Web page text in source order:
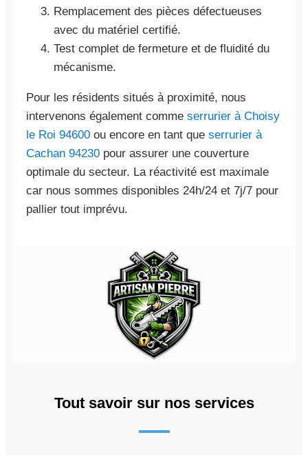
Remplacement des pièces défectueuses
avec du matériel certifié.
Test complet de fermeture et de fluidité du
mécanisme.
Pour les résidents situés à proximité, nous
intervenons également comme serrurier à Choisy
le Roi 94600 ou encore en tant que serrurier à
Cachan 94230 pour assurer une couverture
optimale du secteur. La réactivité est maximale
car nous sommes disponibles 24h/24 et 7j/7 pour
pallier tout imprévu.
Tout savoir sur nos services